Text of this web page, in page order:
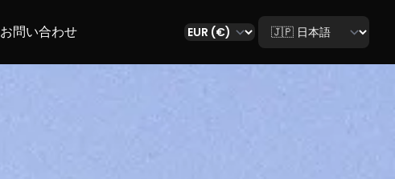
お問い合わせ Select language